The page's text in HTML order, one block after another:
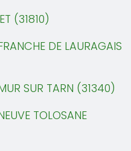
(31810)
DE LAURAGAIS
SUR TARN (31340)
TOLOSANE